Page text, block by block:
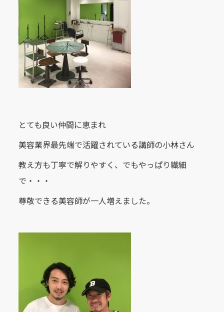
とても良い仲間に恵まれ
美容業界最先端で活躍されている講師の小林さん
教え方も丁寧で解りやすく、でもやっぱり繊細
で・・・
尊敬できる美容師が一人増えました。